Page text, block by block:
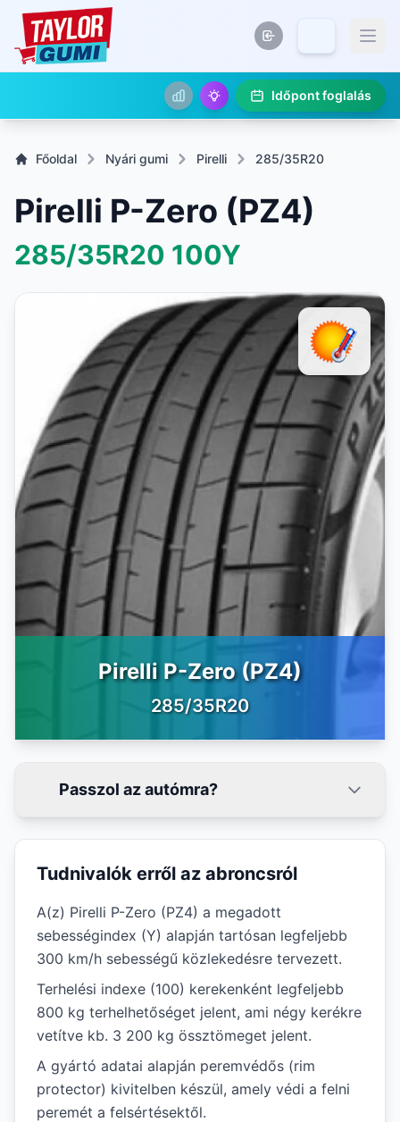
Időpont foglalás
Főoldal Nyári gumi Pirelli 285/35R20
Pirelli P-Zero (PZ4)
285/35R20 100Y
Pirelli P-Zero (PZ4)
285/35R20
Passzol az autómra?
Tudnivalók erről az abroncsról
A(z) Pirelli P-Zero (PZ4) a megadott
sebességindex (Y) alapján tartósan legfeljebb
300 km/h sebességű közlekedésre tervezett.
Terhelési indexe (100) kerekenként legfeljebb
800 kg terhelhetőséget jelent, ami négy kerékre
vetítve kb. 3 200 kg össztömeget jelent.
A gyártó adatai alapján peremvédős (rim
protector) kivitelben készül, amely védi a felni
peremét a felsértésektől.